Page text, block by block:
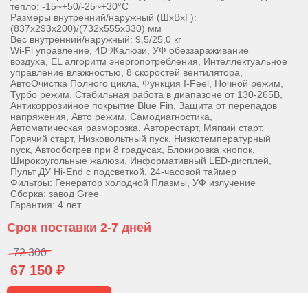
тепло: -15~+50/-25~+30°С
Размеры внутренний/наружный (ШхВхГ):
(837х293х200)/(732х555х330) мм
Вес внутренний/наружный: 9,5/25,0 кг
Wi-Fi управление, 4D Жалюзи, УФ обеззараживание
воздуха, EL алгоритм энергопотребления, Интеллектуальное
управление влажностью, 8 скоростей вентилятора,
АвтоОчистка Полного цикла, Функция I-Feel, Ночной режим,
Турбо режим, Стабильная работа в диапазоне от 130-265В,
Антикоррозийное покрытие Blue Fin, Защита от перепадов
напряжения, Авто режим, Самодиагностика,
Автоматическая разморозка, Авторестарт, Мягкий старт,
Горячий старт, Низковольтный пуск, Низкотемпературный
пуск, Автообогрев при 8 градусах, Блокировка кнопок,
Широкоугольные жалюзи, Информативный LED-дисплей,
Пульт ДУ Hi-End с подсветкой, 24-часовой таймер
Фильтры: Генератор холодной Плазмы, УФ излучение
Сборка: завод Gree
Гарантия: 4 лет
Срок поставки 2-7 дней
72 300
67 150 ₽